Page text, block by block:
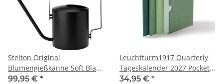
Stelton Original
Blumengießkanne Soft Black
1700 ml
99,95 € *
Leuchtturm1917 Quarterly
Tageskalender 2027 Pocket
A6 Shades of Green 4er Pack
34,95 € *